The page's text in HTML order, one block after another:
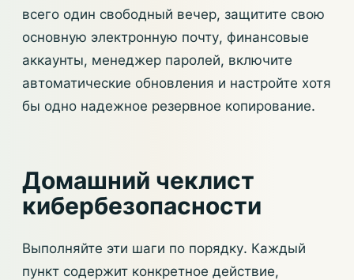
всего один свободный вечер, защитите свою
основную электронную почту, финансовые
аккаунты, менеджер паролей, включите
автоматические обновления и настройте хотя
бы одно надежное резервное копирование.
Домашний чеклист
кибербезопасности
Выполняйте эти шаги по порядку. Каждый
пункт содержит конкретное действие,